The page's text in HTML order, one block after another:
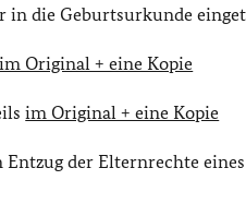
in die Geburtsurkunde
im Original + eine Kopie
im Original + eine Kopie
Entzug der Elternrechte